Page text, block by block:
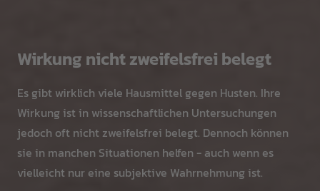
Wirkung nicht zweifelsfrei belegt
Es gibt wirklich viele Hausmittel gegen Husten. Ihre
Wirkung ist in wissenschaftlichen Untersuchungen
jedoch oft nicht zweifelsfrei belegt. Dennoch können
sie in manchen Situationen helfen - auch wenn es
vielleicht nur eine subjektive Wahrnehmung ist.